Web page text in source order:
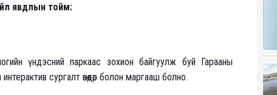
явдлын тойм:
үндэсний паркаас зохион байгуулж буй Гарааны
сургалт өнөөдөр болон маргааш болно.